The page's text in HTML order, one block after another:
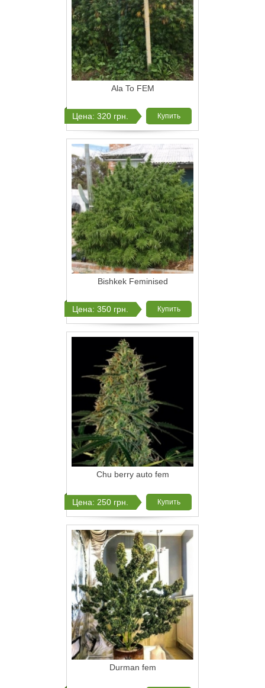
Ala To FEM
Цена: 320 грн. Купить
Bishkek Feminised
Цена: 350 грн. Купить
Chu berry auto fem
Цена: 250 грн. Купить
Durman fem